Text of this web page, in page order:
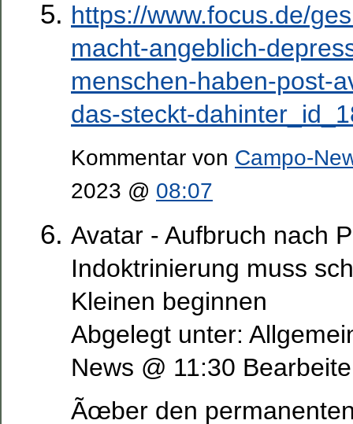
https://www.focus.de/
macht-angeblich-
menschen-haben-post-
das-steckt-
Kommentar von Campo-
2023 @ 08:07
Avatar - Aufbruch nach
Indoktrinierung muss
Kleinen beginnen
Abgelegt unter:
News @ 11:30
Ãœber den